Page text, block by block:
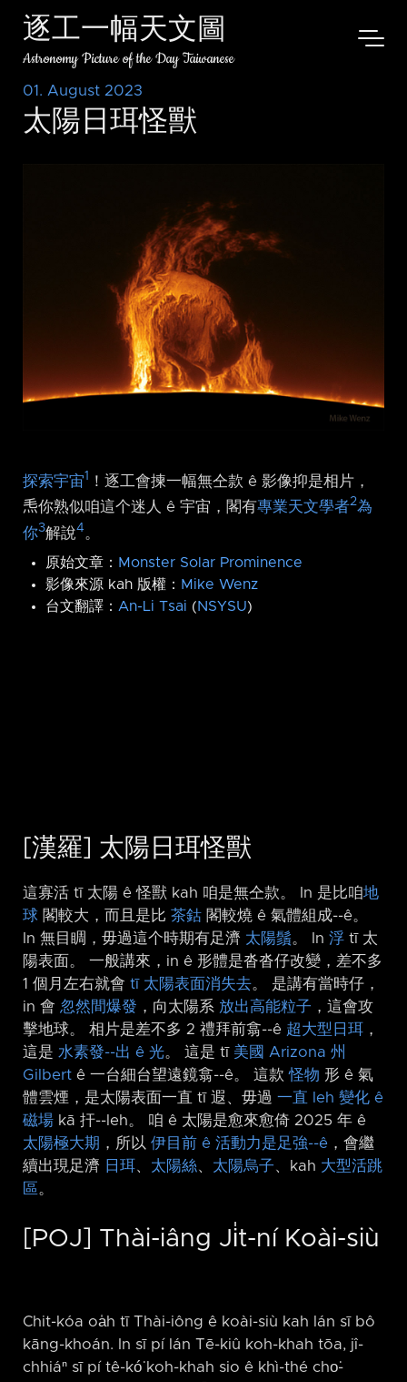
逐工一幅天文圖
Astronomy Picture of the Day Taiwanese
01. August 2023
太陽日珥怪獸
探索宇宙1
！逐工會揀一幅無仝款 ê 影像抑是相片，
𤆬你熟似咱這个迷人 ê 宇宙，閣有專業天文學者2為
你3解說4 。
原始文章： Monster Solar Prominence
影像來源 kah 版權： Mike Wenz
台文翻譯： An-Li Tsai (NSYSU)
[漢羅] 太陽日珥怪獸
這寡活 tī 太陽 ê 怪獸 kah 咱是無仝款。 In 是比咱地
球 閣較大，而且是比 茶鈷 閣較燒 ê 氣體組成-⁠-ê。
In 無目睭，毋過這个時期有足濟 太陽鬚。 In 浮 tī 太
陽表面。 一般講來，in ê 形體是沓沓仔改變，差不多
1 個月左右就會 tī 太陽表面消失去。 是講有當時仔，
in 會 忽然間爆發 ，向太陽系 放出高能粒子 ，這會攻
擊地球。 相片是差不多 2 禮拜前翕-⁠-ê 超大型日珥 ，
這是 水素發-⁠-出 ê 光。 這是 tī 美國 Arizona 州
Gilbert ê 一台細台望遠鏡翕-⁠-ê。 這款怪物 形 ê 氣
體雲煙，是太陽表面一直 tī 遐、毋過 一直 leh 變化 ê
磁場 kā 扞-⁠-leh。 咱 ê 太陽是愈來愈倚 2025 年 ê
太陽極大期 ，所以 伊目前 ê 活動力是足強-⁠-ê ，會繼
續出現足濟
日珥、 太陽絲、 太陽烏子、kah 大型活跳
區。
[POJ] Thài-iâng Ji̍t-ní Koài-siù
Chit-kóa oa̍h tī Thài-iông ê koài-siù kah lán sī bô
kāng-khoán. In sī pí lán Tē-kiû koh-khah tōa, jî-
chhiáⁿ sī pí tê-kó͘ koh-khah sio ê khì-thé cho͘-